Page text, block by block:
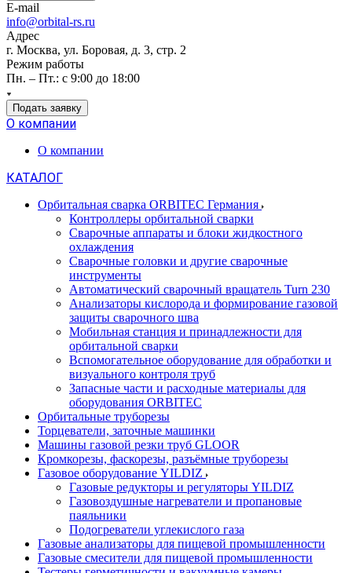
E-mail
info@orbital-rs.ru
Адрес
г. Москва, ул. Боровая, д. 3, стр. 2
Режим работы
Пн. – Пт.: с 9:00 до 18:00
Подать заявку
О компании
О компании
КАТАЛОГ
Орбитальная сварка ORBITEC Германия
Контроллеры орбитальной сварки
Сварочные аппараты и блоки жидкостного
охлаждения
Сварочные головки и другие сварочные
инструменты
Автоматический сварочный вращатель Turn 230
Анализаторы кислорода и формирование газовой
защиты сварочного шва
Мобильная станция и принадлежности для
орбитальной сварки
Вспомогательное оборудование для обработки и
визуального контроля труб
Запасные части и расходные материалы для
оборудования ORBITEC
Орбитальные труборезы
Торцеватели, заточные машинки
Машины газовой резки труб GLOOR
Кромкорезы, фаскорезы, разъёмные труборезы
Газовое оборудование YILDIZ
Газовые редукторы и регуляторы YILDIZ
Газовоздушные нагреватели и пропановые
паяльники
Подогреватели углекислого газа
Газовые анализаторы для пищевой промышленности
Газовые смесители для пищевой промышленности